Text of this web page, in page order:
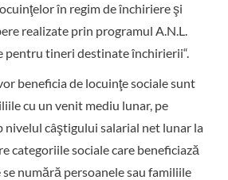
în regim de închiriere şi
realizate prin programul A.N.L.
pentru tineri destinate închirierii“.
beneficia de locuinţe sociale sunt
cu un venit mediu lunar, pe
nivelul câştigului salarial net lunar la
categoriile sociale care beneficiază
numără persoanele sau familiile